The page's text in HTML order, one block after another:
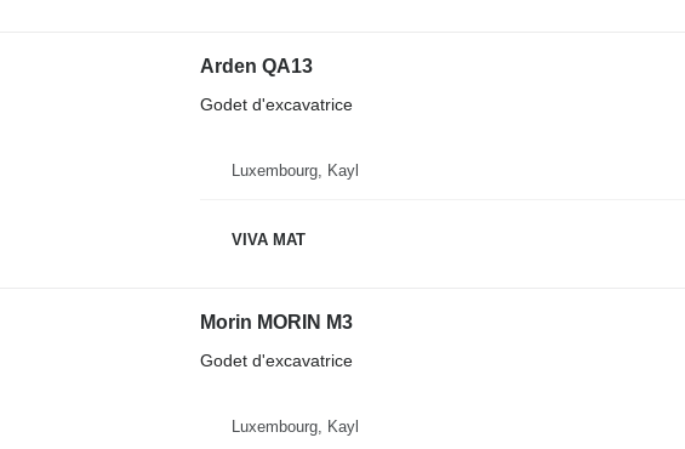
Arden QA13
Godet d'excavatrice
Luxembourg, Kayl
VIVA MAT
Morin MORIN M3
Godet d'excavatrice
Luxembourg, Kayl